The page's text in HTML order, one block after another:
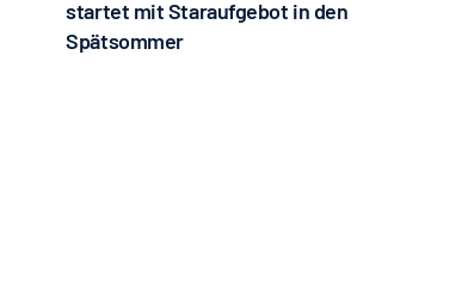
startet mit Staraufgebot in den
Spätsommer